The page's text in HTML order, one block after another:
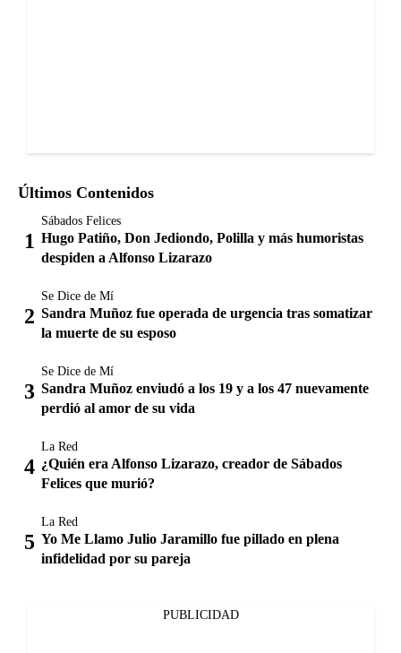
Últimos Contenidos
Sábados Felices
Hugo Patiño, Don Jediondo, Polilla y más humoristas
despiden a Alfonso Lizarazo
Se Dice de Mí
Sandra Muñoz fue operada de urgencia tras somatizar
la muerte de su esposo
Se Dice de Mí
Sandra Muñoz enviudó a los 19 y a los 47 nuevamente
perdió al amor de su vida
La Red
¿Quién era Alfonso Lizarazo, creador de Sábados
Felices que murió?
La Red
Yo Me Llamo Julio Jaramillo fue pillado en plena
infidelidad por su pareja
PUBLICIDAD